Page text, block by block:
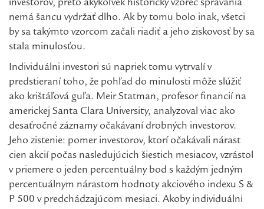
investorov, preto akýkoľvek historický vzorec správania
nemá šancu vydržať dlho. Ak by tomu bolo inak, všetci
by sa takýmto vzorcom začali riadiť a jeho ziskovosť by sa
stala minulosťou.
Individuálni investori sú napriek tomu vytrvalí v
predstieraní toho, že pohľad do minulosti môže slúžiť
ako krištáľová guľa. Meir Statman, profesor financií na
americkej Santa Clara University, analyzoval viac ako
desaťročné záznamy očakávaní drobných investorov.
Jeho zistenie: pomer investorov, ktorí očakávali nárast
cien akcií počas nasledujúcich šiestich mesiacov, vzrástol
v priemere o jeden percentuálny bod s každým jedným
percentuálnym nárastom hodnoty akciového indexu S &
P 500 v predchádzajúcom mesiaci. Akoby individuálni